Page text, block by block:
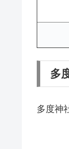
多
多度神